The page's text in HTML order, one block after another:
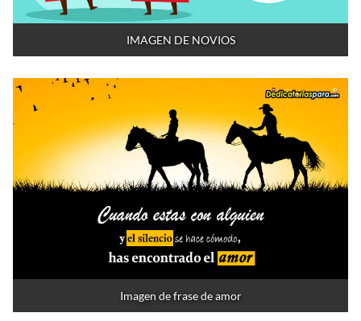
IMAGEN DE NOVIOS
Imagen de frase de amor